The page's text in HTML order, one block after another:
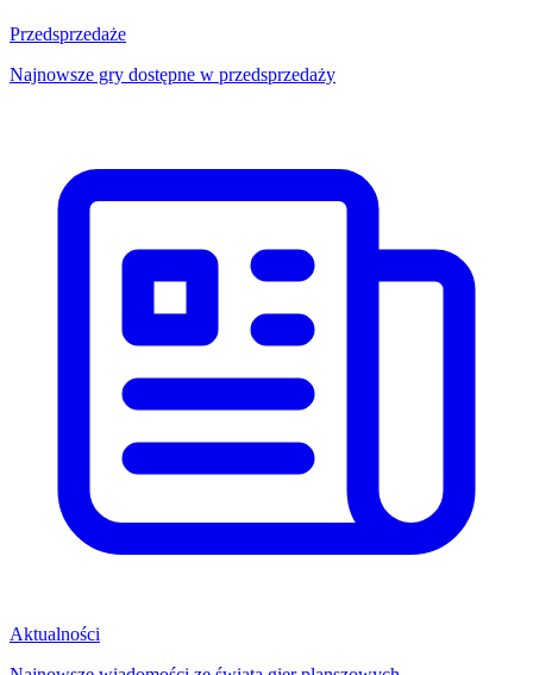
Przedsprzedaże
Najnowsze gry dostępne w przedsprzedaży
Aktualności